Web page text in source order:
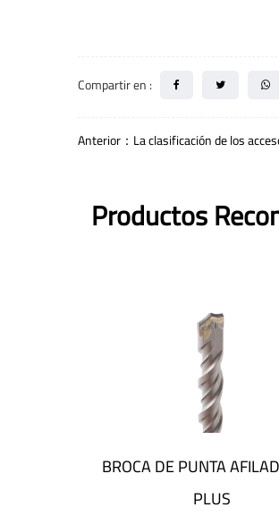
Compartir en :
Anterior：La clasificación de los
Productos
BROCA DE PUNTA
PLUS